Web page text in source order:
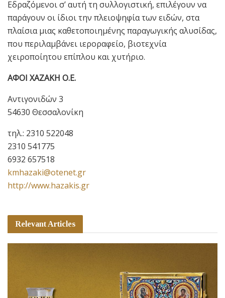
Εδραζόμενοι σ’ αυτή τη συλλογιστική, επιλέγουν να
παράγουν οι ίδιοι την πλειοψηφία των ειδών, στα
πλαίσια μιας καθετοποιημένης παραγωγικής αλυσίδας,
που περιλαμβάνει ιεροραφείο, βιοτεχνία
χειροποίητου επίπλου και χυτήριο.
ΑΦΟΙ ΧΑΖΑΚΗ Ο.Ε.
Αντιγονιδών 3
54630 Θεσσαλονίκη
τηλ.: 2310 522048
2310 541775
6932 657518
kmhazaki@otenet.gr
http://www.hazakis.gr
Relevant Articles